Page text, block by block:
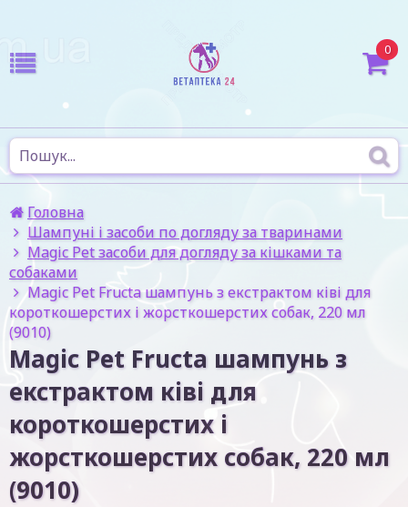
0
Головна
Шампуні і засоби по догляду за тваринами
Magic Pet засоби для догляду за кішками та
собаками
Magic Pet Fructa шампунь з екстрактом ківі для
короткошерстих і жорсткошерстих собак, 220 мл
(9010)
Magic Pet Fructa шампунь з
екстрактом ківі для
короткошерстих і
жорсткошерстих собак, 220 мл
(9010)